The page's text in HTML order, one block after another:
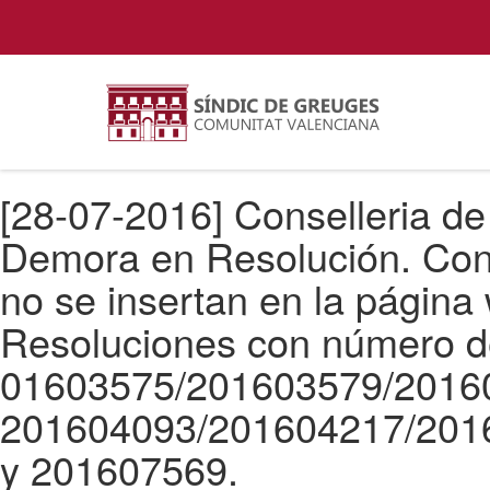
[28-07-2016] Conselleria
Demora en Resolución.
no se insertan en la
Resoluciones con número
01603575/201603579/
201604093/201604217/
y 201607569.